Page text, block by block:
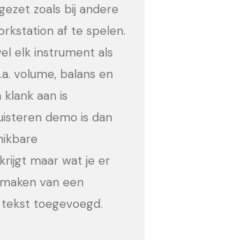
zoals bij andere
af te spelen.
elk instrument als
volume, balans en
aan is
demo is dan
maar wat je er
van een
toegevoegd.